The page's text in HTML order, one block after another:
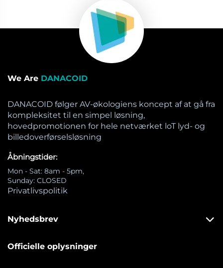
We Are DANACOID
DANACOID følger AV-økologiens koncept af at gå fra
kompleksitet til en simpel løsning,
hovedpromotionen for hele netværket loT lyd- og
billedoverførselsløsning
Åbningstider:
Mon - Sat: 8am - 5pm,
Sunday: CLOSED
Privatlivspolitik
Nyhedsbrev
Officielle oplysninger